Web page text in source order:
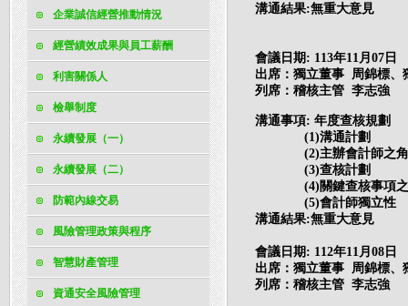
企業誠信經營推動情況
經營績效成果與員工薪酬
利害關係人
檢舉制度
永續發展（一）
永續發展（二）
防範內線交易
風險管理政策與程序
智慧財產管理
資通安全風險管理
溝通結果:無重大意見
會議日期 : 113年11月 07 日
出席：獨立董事 周錦標
列席：稽核主管 李志強
溝通事項: 年度查核規劃
(1)溝通計劃
(2)主辦會計師之
(3)查核計劃
(4) 關鍵查核事項
(5)會計師獨立性
溝通結果:無重大意見
會議日期 : 112年11月 08 日
出席：獨立董事 周錦標
列席：稽核主管 李志強